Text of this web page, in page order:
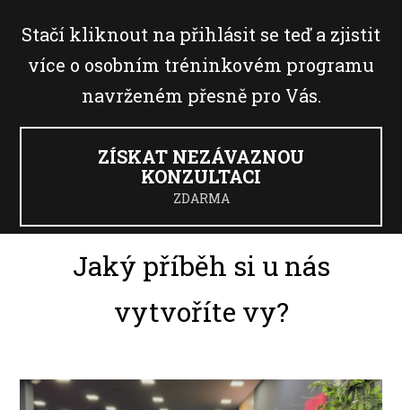
Stačí kliknout na přihlásit se teď a zjistit
více o osobním tréninkovém programu
navrženém přesně pro Vás.
ZÍSKAT NEZÁVAZNOU
KONZULTACI
ZDARMA
Jaký příběh si u nás
vytvoříte vy?
Video